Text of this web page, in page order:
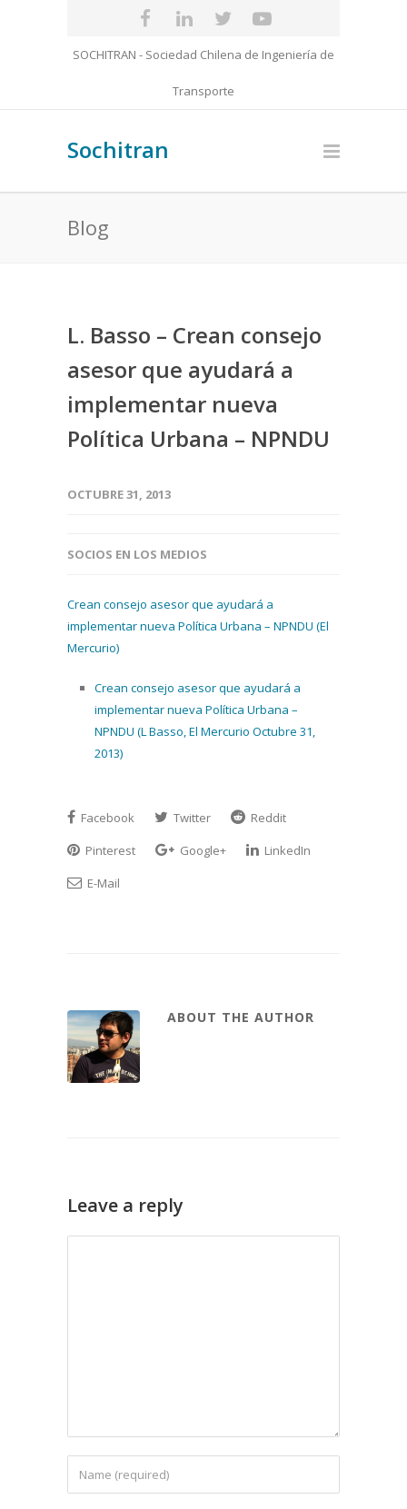
SOCHITRAN - Sociedad Chilena de Ingeniería de
Transporte
Sochitran
Blog
L. Basso – Crean consejo
asesor que ayudará a
implementar nueva
Política Urbana – NPNDU
OCTUBRE 31, 2013
SOCIOS EN LOS MEDIOS
Crean consejo asesor que ayudará a
implementar nueva Política Urbana – NPNDU (El
Mercurio)
Crean consejo asesor que ayudará a
implementar nueva Política Urbana –
NPNDU (L Basso, El Mercurio Octubre 31,
2013)
Facebook Twitter
Reddit
Pinterest
Google+
LinkedIn
E-Mail
ABOUT THE AUTHOR
Leave a reply